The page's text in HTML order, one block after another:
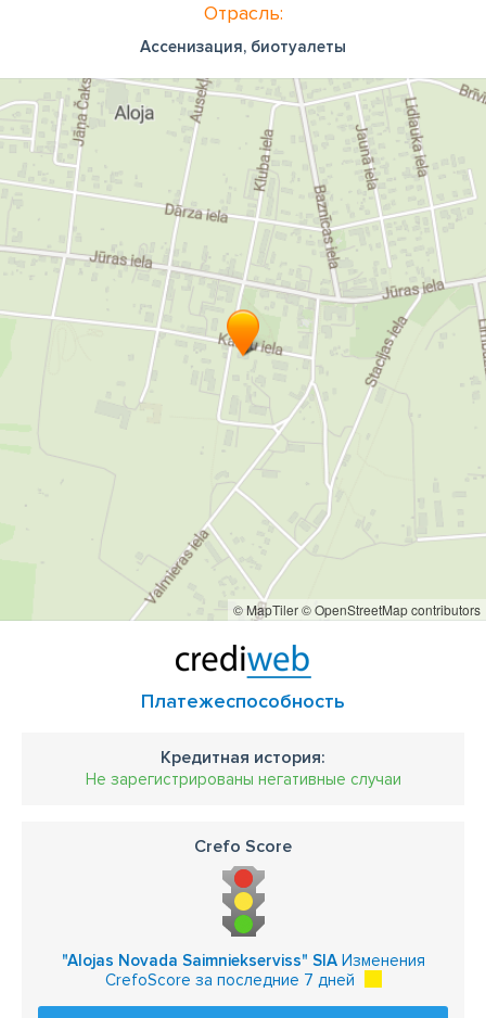
Отрасль:
Ассенизация, биотуалеты
© MapTiler© OpenStreetMap contributors
Платежеспособность
Кредитная история:
Не зарегистрированы негативные случаи
Crefo Score
"Alojas Novada Saimniekserviss" SIAИзменения
CrefoScore за последние 7 дней